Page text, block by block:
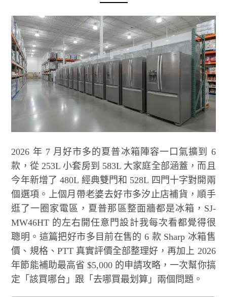
2026 年 7 月好市多的夏普冰箱陣容一口氣擴到 6
款，從 253L 小套房到 583L 大家庭全部涵蓋，而且
今年新增了 480L 經典雙門和 528L 四門十字對開兩
個選項。上個月帶老婆去好市多汐止店補貨，順手
逛了一圈家電區，夏普那區整面牆都是冰箱，SJ-
MW46HT 的左右開任意門設計我每次看都覺得很
聰明。這篇把好市多目前在售的 6 款 Sharp 冰箱售
價、規格、PTT 真實評價全部整理好，再加上 2026
年節能補助最高省 $5,000 的申請攻略，一次幫你搞
定「該買哪台」跟「去哪買最划算」兩個問題。